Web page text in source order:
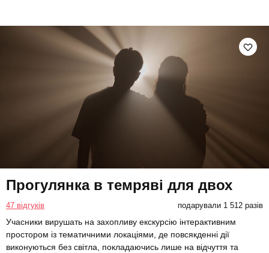
Прогулянка в темряві для двох
47 відгуків подарували 1 512 разів
Учасники вирушать на захопливу екскурсію інтерактивним
простором із тематичними локаціями, де повсякденні дії
виконуються без світла, покладаючись лише на відчуття та